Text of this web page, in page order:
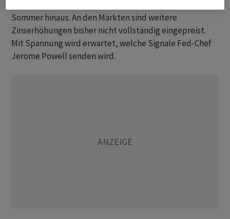
Sommer hinaus. An den Märkten sind weitere
Zinserhöhungen bisher nicht vollständig eingepreist.
Mit Spannung wird erwartet, welche Signale Fed-Chef
Jerome Powell senden wird.